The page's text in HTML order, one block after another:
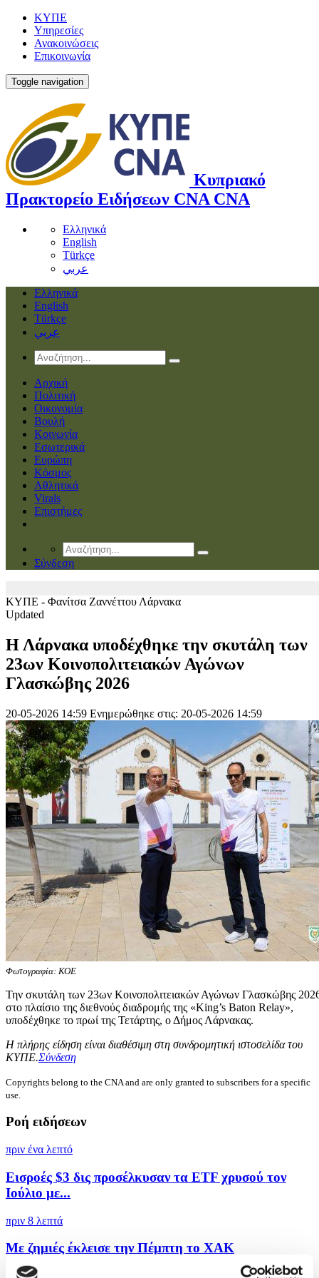
ΚΥΠΕ
Υπηρεσίες
Ανακοινώσεις
Επικοινωνία
Toggle navigation
Κυπριακό
Πρακτορείο Ειδήσεων CNA CNA
Ελληνικά
English
Türkçe
عربي
Ελληνικά
English
Türkçe
عربي
Αρχική
Πολιτική
Οικονομία
Βουλή
Κοινωνία
Εσωτερικά
Ευρώπη
Κόσμος
Αθλητικά
Virals
Επιστήμες
Σύνδεση
ΚΥΠΕ - Φανίτσα Ζαννέττου Λάρνακα
Updated
Η Λάρνακα υποδέχθηκε την σκυτάλη των
23ων Κοινοπολιτειακών Αγώνων
Γλασκώβης 2026
20-05-2026 14:59 Ενημερώθηκε στις: 20-05-2026 14:59
Φωτογραφία: ΚΟΕ
Την σκυτάλη των 23ων Κοινοπολιτειακών Αγώνων Γλασκώβης
στο πλαίσιο της διεθνούς διαδρομής της «King’s Baton Relay»,
υποδέχθηκε το πρωί της Τετάρτης, ο Δήμος Λάρνακας.
Η πλήρης είδηση είναι διαθέσιμη στη συνδρομητική ιστοσελίδα του
ΚΥΠΕ.Σύνδεση
Copyrights belong to the CNA and are only granted to subscribers for a specific
use.
Ροή ειδήσεων
πριν ένα λεπτό
Εισροές $3 δις προσέλκυσαν τα ETF χρυσού τον
Ιούλιο με...
πριν 8 λεπτά
Με ζημιές έκλεισε την Πέμπτη το ΧΑΚ
πριν 9 λεπτά